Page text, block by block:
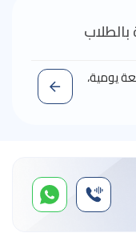
يومية،